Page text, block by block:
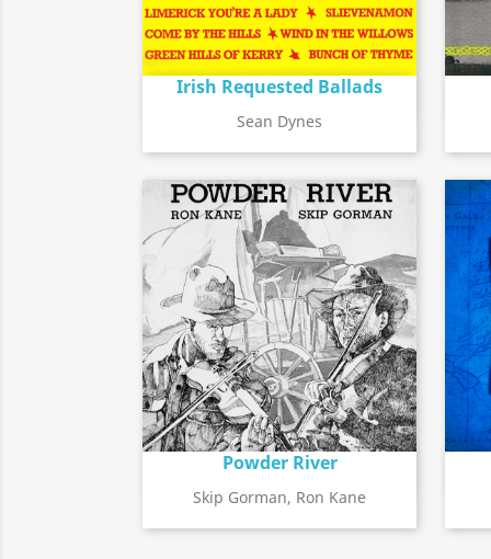
Irish Requested Ballads
Sean Dynes
search Détail de l'album
Powder River
Skip Gorman, Ron Kane
Détail de l'album